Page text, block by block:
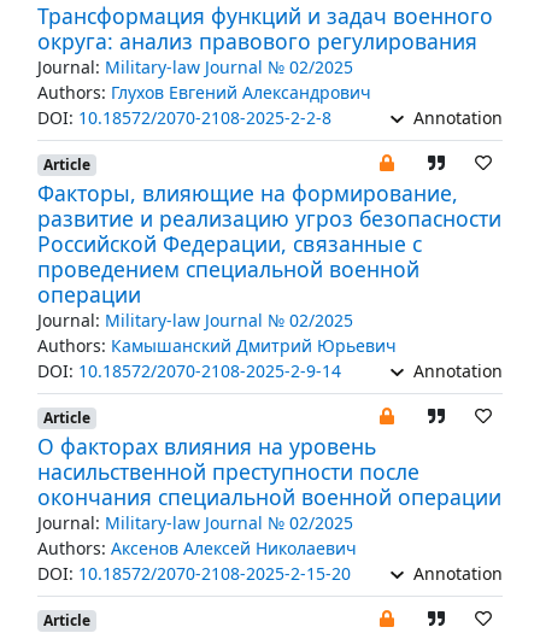
Трансформация функций и задач военного
округа: анализ правового регулирования
Journal: Military-law Journal № 02/2025
Authors: Глухов Евгений Александрович
DOI: 10.18572/2070-2108-2025-2-2-8 Annotation
Article
Факторы, влияющие на формирование,
развитие и реализацию угроз безопасности
Российской Федерации, связанные с
проведением специальной военной
операции
Journal: Military-law Journal № 02/2025
Authors: Камышанский Дмитрий Юрьевич
DOI: 10.18572/2070-2108-2025-2-9-14 Annotation
Article
О факторах влияния на уровень
насильственной преступности после
окончания специальной военной операции
Journal: Military-law Journal № 02/2025
Authors: Аксенов Алексей Николаевич
DOI: 10.18572/2070-2108-2025-2-15-20 Annotation
Article